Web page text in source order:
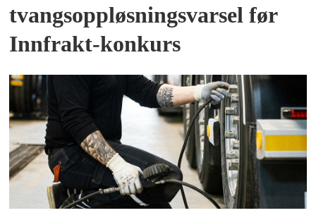
tvangsoppløsningsvarsel før
Innfrakt-konkurs